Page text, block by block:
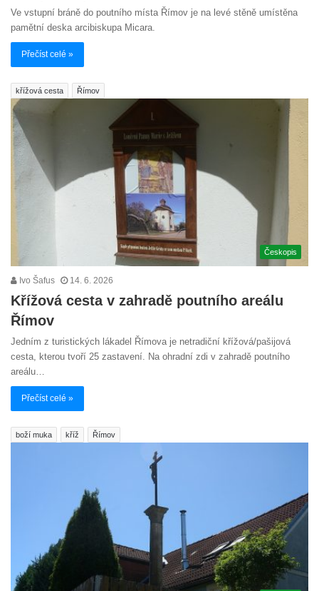
Ve vstupní bráně do poutního místa Římov je na levé stěně umístěna
pamětní deska arcibiskupa Micara.
Přečíst celé »
křížová cesta Římov
Českopis
Ivo Šafus 14. 6. 2026
Křížová cesta v zahradě poutního areálu
Římov
Jedním z turistických lákadel Římova je netradiční křížová/pašijová
cesta, kterou tvoří 25 zastavení. Na ohradní zdi v zahradě poutního
areálu…
Přečíst celé »
boží muka kříž Římov